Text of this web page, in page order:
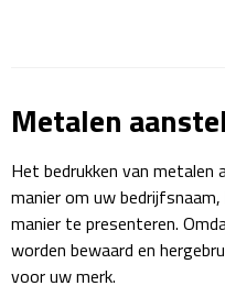
Sporttassen
Schoenentassen
Fietstassen
Koeltassen & koelboxen
Metalen
Het bedrukken van
manier om uw
manier te presenteren.
worden bewaard en
voor uw merk.